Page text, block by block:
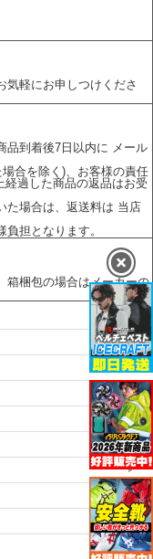
気軽にお申しつけくださ
到着後7日以内に メール
合を除く)、お客様の責任
過した商品の返品はお受
た場合は、返送料は 当店
担となります。
箱梱包の場合はメーカーの